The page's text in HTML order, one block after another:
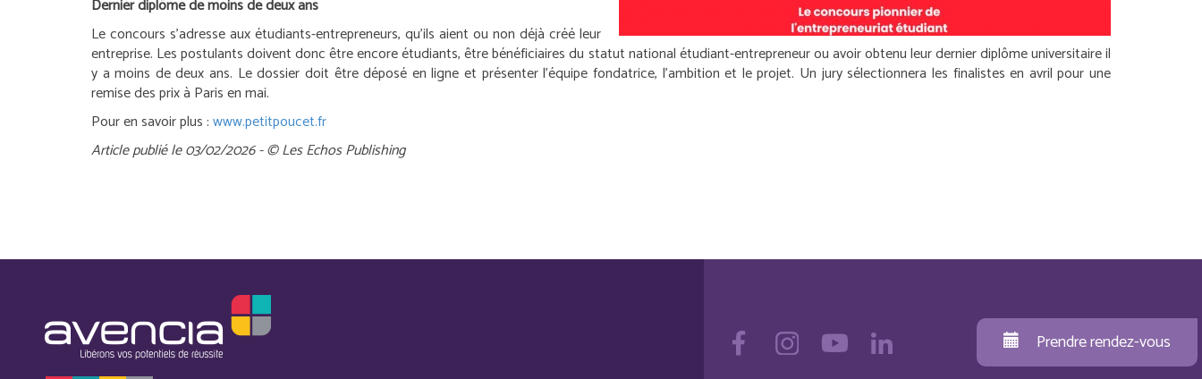
Dernier diplôme de moins de deux ans
Le concours s’adresse aux étudiants-entrepreneurs, qu’ils aient ou non déjà créé leur
entreprise. Les postulants doivent donc être encore étudiants, être bénéficiaires du statut national étudiant-entrepreneur ou avoir obtenu leur dernier diplôme universitaire il
y a moins de deux ans. Le dossier doit être déposé en ligne et présenter l’équipe fondatrice, l’ambition et le projet. Un jury sélectionnera les finalistes en avril pour une
remise des prix à Paris en mai.
Pour en savoir plus :www.petitpoucet.fr
Article publié le 03/02/2026 - © Les Echos Publishing
Prendre rendez-vous